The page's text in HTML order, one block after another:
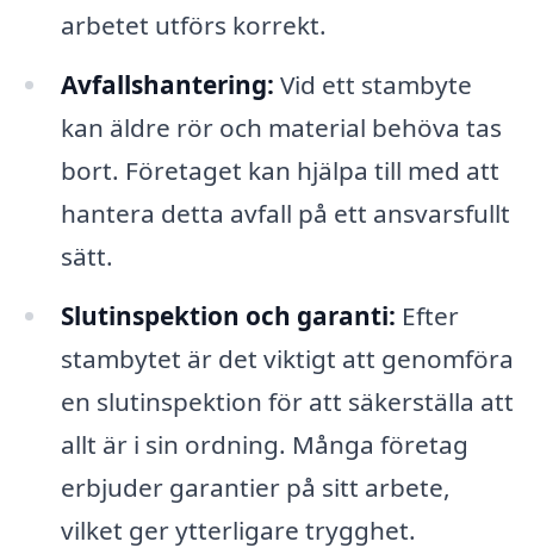
arbetet utförs korrekt.
Avfallshantering: Vid ett stambyte
kan äldre rör och material behöva tas
bort. Företaget kan hjälpa till med att
hantera detta avfall på ett ansvarsfullt
sätt.
Slutinspektion och garanti: Efter
stambytet är det viktigt att genomföra
en slutinspektion för att säkerställa att
allt är i sin ordning. Många företag
erbjuder garantier på sitt arbete,
vilket ger ytterligare trygghet.